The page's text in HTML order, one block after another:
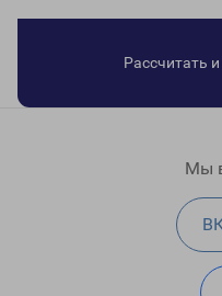
Рассчитать
Мы